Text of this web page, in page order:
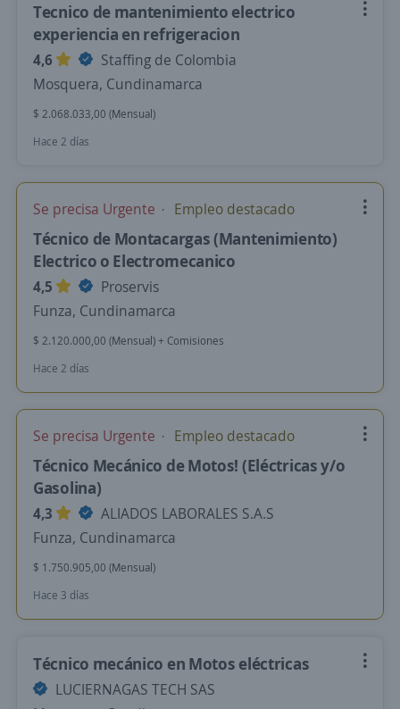
Tecnico de mantenimiento electrico
experiencia en refrigeracion
4,6
Staffing de Colombia
Mosquera, Cundinamarca
$ 2.068.033,00 (Mensual)
Hace 2 días
Se precisa Urgente Empleo destacado
Técnico de Montacargas (Mantenimiento)
Electrico o Electromecanico
4,5
Proservis
Funza, Cundinamarca
$ 2.120.000,00 (Mensual) + Comisiones
Hace 2 días
Se precisa Urgente Empleo destacado
Técnico Mecánico de Motos! (Eléctricas y/o
Gasolina)
4,3
ALIADOS LABORALES S.A.S
Funza, Cundinamarca
$ 1.750.905,00 (Mensual)
Hace 3 días
Técnico mecánico en Motos eléctricas
LUCIERNAGAS TECH SAS